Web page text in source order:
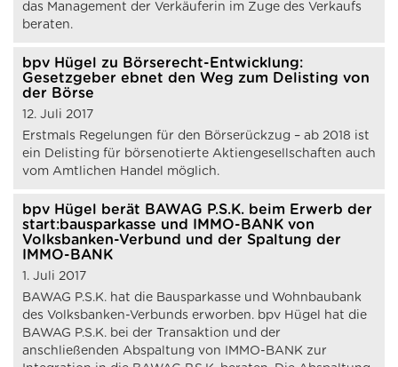
das Management der Verkäuferin im Zuge des Verkaufs
beraten.
bpv Hügel zu Börserecht-Entwicklung:
Gesetzgeber ebnet den Weg zum Delisting von
der Börse
12. Juli 2017
Erstmals Regelungen für den Börserückzug – ab 2018 ist
ein Delisting für börsenotierte Aktiengesellschaften auch
vom Amtlichen Handel möglich.
bpv Hügel berät BAWAG P.S.K. beim Erwerb der
start:bausparkasse und IMMO-BANK von
Volksbanken-Verbund und der Spaltung der
IMMO-BANK
1. Juli 2017
BAWAG P.S.K. hat die Bausparkasse und Wohnbaubank
des Volksbanken-Verbunds erworben. bpv Hügel hat die
BAWAG P.S.K. bei der Transaktion und der
anschließenden Abspaltung von IMMO-BANK zur